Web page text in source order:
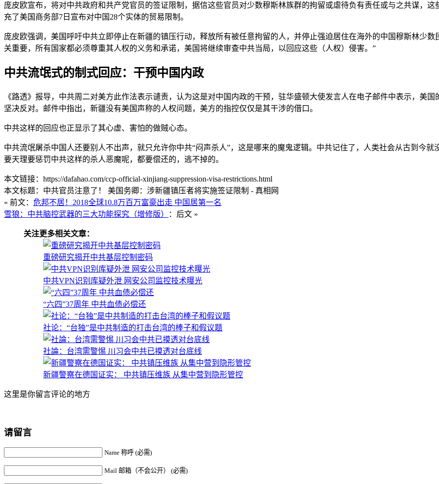
庞皮欧宣布，将对中共政府和共产党官员的签证限制，据信这些官员对少数穆斯林族群的拘留或虐待负有责任或与之共谋，
充了美国商务部7日宣布对中国28个实体的贸易限制。
庞皮欧强调，美国呼吁中共立即停止在新疆的镇压行动，释放所有被任意拘留的人，并停止强迫居住在海外的中国穆斯林少数
关重要，所有国家都必须尊重其人权的义务和承诺，美国将继续审查中共当局，以回应这些（人权）侵害。”
中共流氓式的制式回应：干预中国内政
《路透》报导，中共周二对美方此作法表示谴责，认为这是对中国内政的干预，驻华盛顿大使发言人在电子邮件中表示，美
坚决反对。邮件中指出，新疆没有美国声称的人权问题，美方的指控仅仅是其干涉的借口。
中共这样的回应也正显示了其心虚、害怕的做贼心态。
中共流氓屠杀中国人还要别人不出声，就只允许你中共“闷声杀人”，这是哪来的魔鬼逻辑。中共记住了，人类社会从古到今
要天理要惩罚中共这样的杀人恶魔呢，都要偿还的，逃不掉的。
本文链接：https://dafahao.com/ccp-official-xinjiang-suppression-visa-restrictions.html
本文标题：中共官员注意了！ 美国务卿：涉新疆镇压者将实施签证限制 - 真相网
« 前文： 危邦不居！2018全球10.8万百万富豪出走 中国居第一名
雪狼：中共脑控武器的三大功能探究（增修版）
：后文 »
关注更多相关文章：
重磅研究揭开中共基层控制密码
中共VPN识别库疑外泄 网安公司监控技术曝光
“六四”37周年 中共血债必偿还
社论：“台独”是中共制造的打击台湾的棒子和假议题
社論：台湾需警惕 川习会中共已摸透对台底线
新疆警察在德国证实： 中共镇压维族 从集中营到隐形管控
这里是你留言评论的地方
请留言
Name 称呼 (必需)
Mail 邮箱（不会公开） (必需)